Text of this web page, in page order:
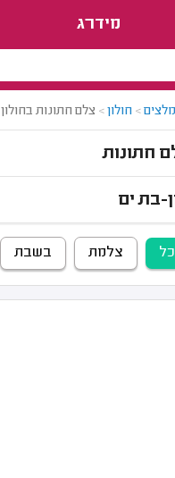
מידרג
> חולון> צלם חתונות בחולון
חתונות
בת ים
צלמת בשבת